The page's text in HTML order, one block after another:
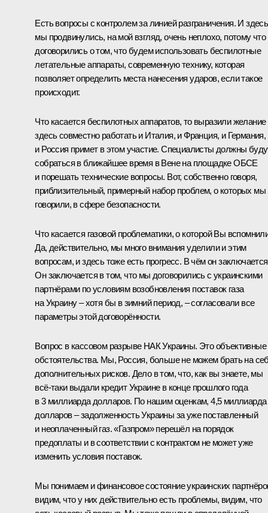
Есть вопросы с контролем за линией разграничения. И здесь
мы продвинулись, на мой взгляд, очень неплохо, потому что
договорились о том, что будем использовать беспилотные
летательные аппараты, современную технику, которая
позволяет определить места нанесения ударов, если такое
происходит.
Что касается беспилотных аппаратов, то выразили желание
здесь совместно работать и Италия, и Франция, и Германия,
и Россия примет в этом участие. Специалисты должны
собраться в ближайшее время в Вене на площадке ОБСЕ
и порешать технические вопросы. Вот, собственно говоря,
приблизительный, примерный набор проблем, о которых мы
говорили, в сфере безопасности.
Что касается газовой проблематики, о которой Вы
Да, действительно, мы много внимания уделили и этим
вопросам, и здесь тоже есть прогресс. В чём он
Он заключается в том, что мы договорились с украинскими
партнёрами по условиям возобновления поставок газа
на Украину – хотя бы в зимний период, – согласовали все
параметры этой договорённости.
Вопрос в кассовом разрыве НАК Украины. Это объективные
обстоятельства. Мы, Россия, больше не можем брать на
дополнительных рисков. Дело в том, что, как вы знаете, мы
всё‑таки выдали кредит Украине в конце прошлого года
в 3 миллиарда долларов. По нашим оценкам, 4,5 миллиарда
долларов – задолженность Украины за уже поставленный
и неоплаченный газ. «Газпром» перешёл на порядок
предоплаты и в соответствии с контрактом не может уже
изменить условия поставок.
Мы понимаем и финансовое состояние украинских
видим, что у них действительно есть проблемы, видим, что